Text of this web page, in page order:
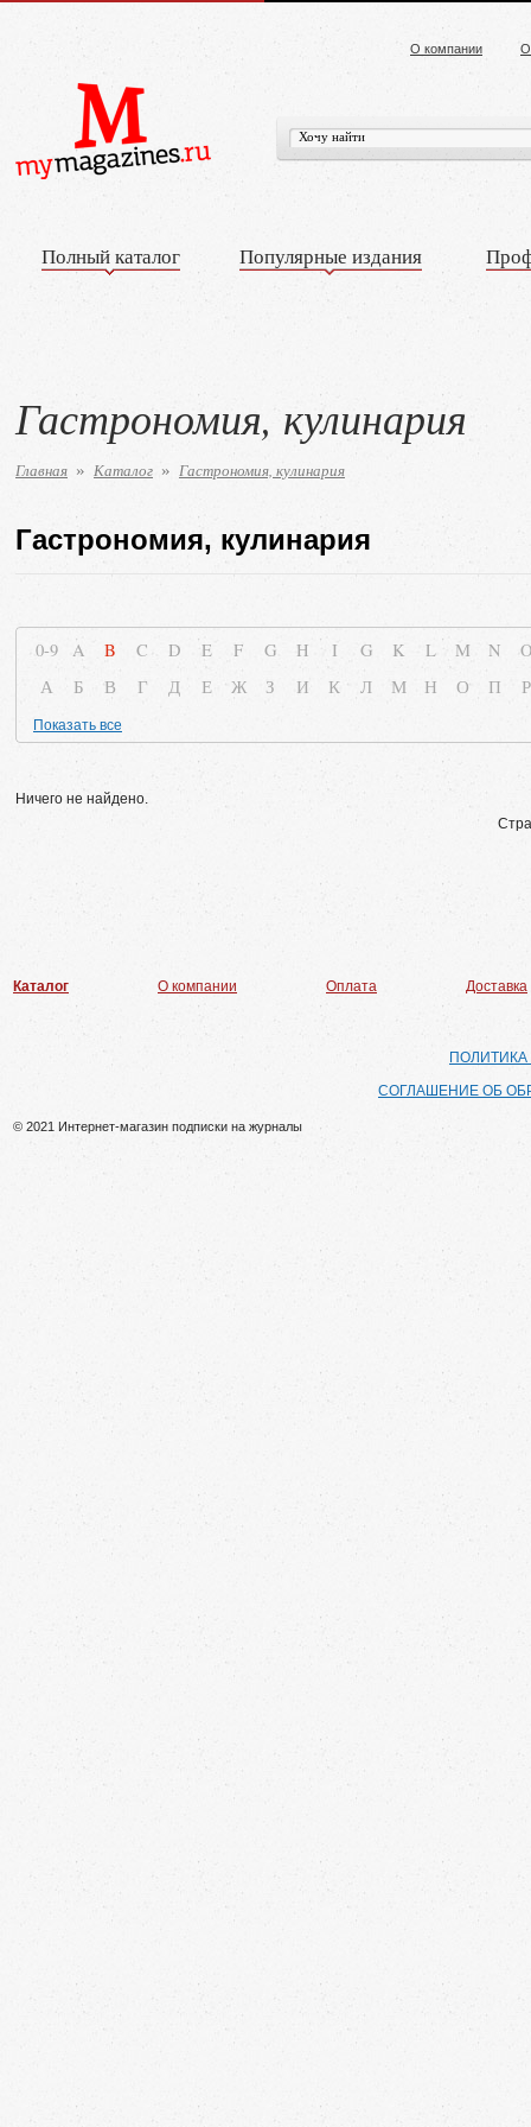
О компании
Полный каталог Популярные издания
Гастрономия, кулинария
Главная » Каталог » Гастрономия, кулинария
Гастрономия, кулинария
0-9 A B C D E F G H I G K L M N
А
Б В Г Д Е Ж З И К Л М Н О П Р
Показать все
Ничего не найдено.
Каталог О компании Оплата Доставка
СОГЛАШЕНИЕ ОБ
© 2021 Интернет-магазин подписки на журналы